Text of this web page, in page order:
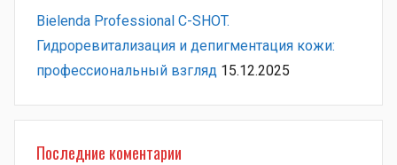
Bielenda Professional C-SHOT.
Гидроревитализация и депигментация кожи:
профессиональный взгляд 15.12.2025
Последние коментарии